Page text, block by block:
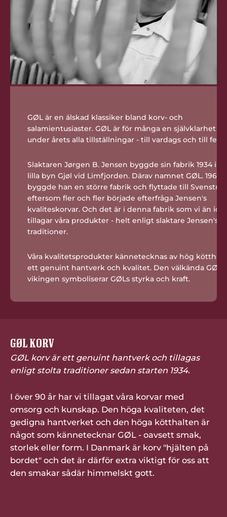
GØL är en älskad klassiker bland korv- och
salamientusiaster. GØL är för många en självklarhet
under årets alla tillställningar - till vardags och till fest.
Slaktaren Jørgen B. Jensen byggde sin fabrik 1934 i
lilla byn Gjøl vid Limfjorden. Därav namnet GØL. 1966
byggde han en större fabrik och flyttade till
eftersom fler och fler började efterfråga Jensen's
kvaliteskorvar. Och det är i denna fabrik som vi än
tillagar våra produkter - helt enligt slaktare Jensen's
traditioner.
Våra kvalitetsprodukter kännetecknas av hög kötthalt,
ett genuint hantverk och kvalitet. Den välkända GØL-
vikingen symboliserar GØLs styrka och kraft.
GØL KORV
GØL korv är ett genuint hantverk och tillagas
enligt stolta traditioner sedan starten 1934.
I över 90 år har vi tillagat våra korvar med
omsorg och kunskap. Den höga kvaliteten, det
gedigna hantverket och den höga kötthalten är
något som kännetecknar GØL - oavsett smak,
storlek eller form. I Danmark är korv "hjälten på
bordet" och det är därför extra viktigt för oss att
den smakar sådär himmelskt gott.